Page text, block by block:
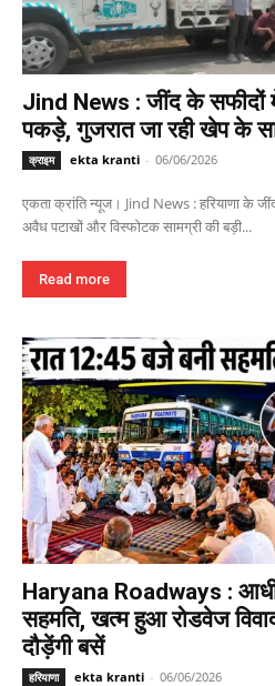
Jind News : जींद के
पकड़े, गुजरात जा रही खेप के
क्राइम ekta kranti - 06/06/2026
एकता क्रांति न्यूज। Jind News : हरियाणा के
अवैध पटाखों और विस्फोटक सामग्री की बड़ी...
Read more
Haryana Roadways : आधी
सहमति, खत्म हुआ रोडवेज
दौड़ेंगी बसें
हरियाणा ekta kranti - 06/06/2026